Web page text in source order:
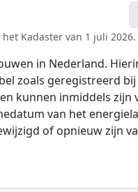
Kadaster van 1 juli 2026.
in Nederland.
zoals geregistreerd
kunnen inmiddels zijn
van het
of opnieuw zijn